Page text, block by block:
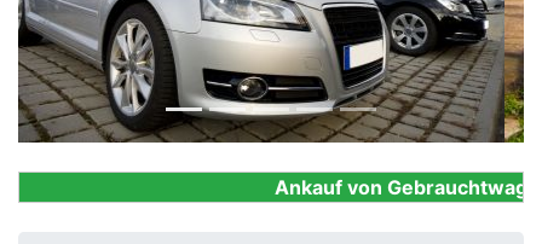
Ankauf von